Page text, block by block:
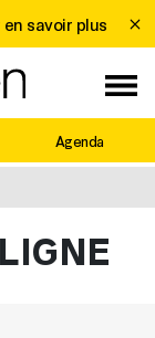
savoir plus
Agenda